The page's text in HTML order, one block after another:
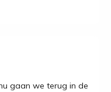
gaan we terug in de